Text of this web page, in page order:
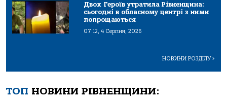
Двох Героїв утратила Рівненщина:
сьогодні в обласному центрі з ними
попрощаються
07:12, 4 Серпня, 2026
НОВИНИ РОЗДІЛУ>
ТОП НОВИНИ РІВНЕНЩИНИ: